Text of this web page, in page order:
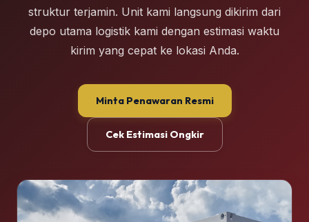
struktur terjamin. Unit kami langsung dikirim dari
depo utama logistik kami dengan estimasi waktu
kirim yang cepat ke lokasi Anda.
Minta Penawaran Resmi
Cek Estimasi Ongkir